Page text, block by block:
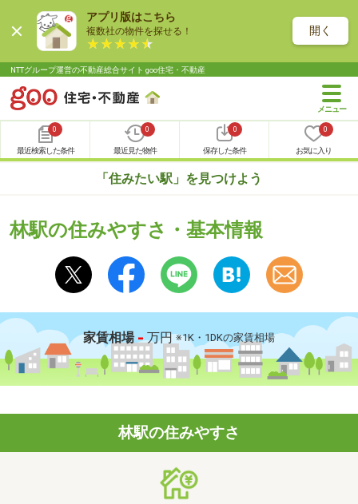
アプリ版はこちら
複数社の物件を探せる！ 開く
NTTグループ運営の不動産総合サイト goo住宅・不動産
0
最近検索した条件
0
最近見た物件
0
保存した条件
0
お気に入り
「住みたい駅」を見つけよう
林駅の住みやすさ・基本情報
家賃相場 - 万円 ※1K・1DKの家賃相場
林駅の住みやすさ